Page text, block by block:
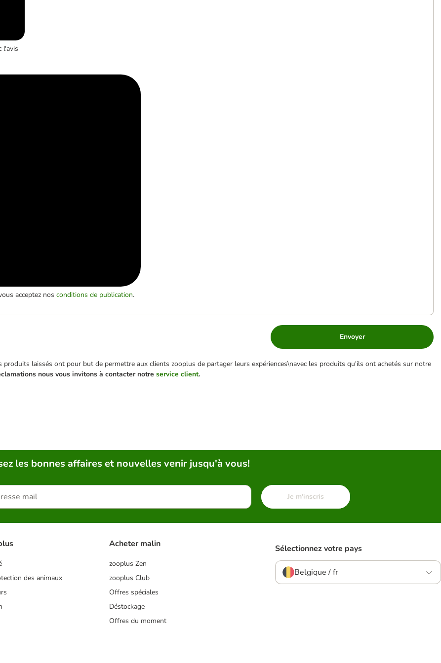
l'avis
acceptez nos conditions de publication.
Envoyer
produits laissés ont pour but de permettre aux clients zooplus de partager leurs expériences\navec les produits qu'ils ont achetés sur notre
nous vous invitons à contacter notre service client.
les bonnes affaires et nouvelles venir jusqu'à vous!
Je m'inscris
des animaux
Acheter malin
zooplus Zen
zooplus Club
Offres spéciales
Déstockage
Offres du moment
Sélectionnez votre pays
Belgique / fr